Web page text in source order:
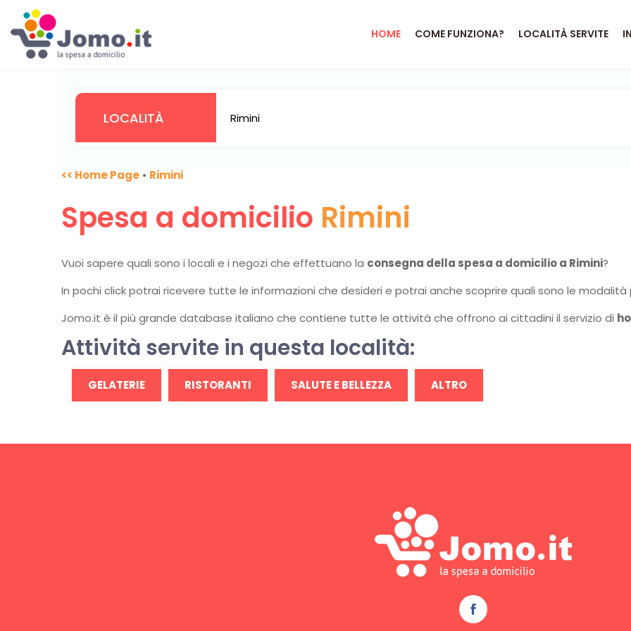
HOME COME FUNZIONA? LOCALITÀ SERVITE
<< Home Page • Rimini
Spesa a domicilio Rimini
Vuoi sapere quali sono i locali e i negozi che effettuano la consegna della spesa a domicilio a Rimini?
In pochi click potrai ricevere tutte le informazioni che desideri e potrai anche scoprire quali sono le
Jomo.it è il più grande database italiano che contiene tutte le attività che offrono ai cittadini il servizio di
Attività servite in questa località:
GELATERIE RISTORANTI SALUTE E BELLEZZA ALTRO